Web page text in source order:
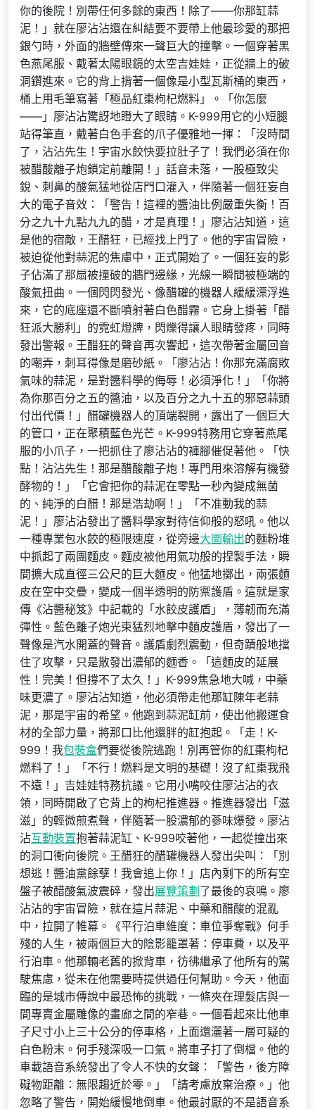
你的後院！別帶任何多餘的東西！除了——你那缸蒜
泥！」就在廖沾沾還在糾結要不要帶上他最珍愛的那把
銀勺時，外面的牆壁傳來一聲巨大的撞擊。一個穿著黑
色燕尾服、戴著太陽眼鏡的太空吉娃娃，正從牆上的破
洞鑽進來。它的背上揹著一個像是小型瓦斯桶的東西，
桶上用毛筆寫著「極品紅棗枸杞燃料」。「你怎麼
——」廖沾沾驚訝地瞪大了眼睛。K-999用它的小短腿
站得筆直，戴著白色手套的爪子優雅地一揮：「沒時間
了，沾沾先生！宇宙水餃快要拉肚子了！我們必須在你
被醋酸離子炮鎖定前離開！」話音未落，一股極致尖
銳、刺鼻的酸氣猛地從店門口灌入，伴隨著一個狂妄自
大的電子音效：「警告！這裡的醬油比例嚴重失衡！百
分之九十九點九九的醋，才是真理！」廖沾沾知道，這
是他的宿敵，王醋狂，已經找上門了。他的宇宙冒險，
被迫從他對蒜泥的焦慮中，正式開始了。一個狂妄的影
子佔滿了那扇被撞破的牆門邊緣，光線一瞬間被極端的
酸氣扭曲。一個閃閃發光、像醋罐的機器人緩緩漂浮進
來，它的底座還不斷噴射著白色醋霧。它身上掛著「醋
狂派大勝利」的霓虹燈牌，閃爍得讓人眼睛發疼，同時
發出警報。王醋狂的聲音再次響起，這次帶著金屬回音
的嘲弄，刺耳得像是磨砂紙。「廖沾沾！你那充滿腐敗
氣味的蒜泥，是對醬料學的侮辱！必須淨化！」「你將
為你那百分之五的醬油，以及百分之九十五的邪惡蒜頭
付出代價！」醋罐機器人的頂端裂開，露出了一個巨大
的管口，正在聚積藍色光芒。K-999特務用它穿著燕尾
服的小爪子，一把抓住了廖沾沾的褲腳催促著他。「快
點！沾沾先生！那是醋酸離子炮！專門用來溶解有機發
酵物的！」「它會把你的蒜泥在零點一秒內變成無菌
的、純淨的白醋！那是浩劫啊！」「不准動我的蒜
泥！」廖沾沾發出了醬料學家對待信仰般的怒吼。他以
一種專業包水餃的極限速度，從旁邊大圖輸出的麵粉堆
中抓起了兩團麵皮。麵皮被他用氣功般的捏製手法，瞬
間擴大成直徑三公尺的巨大麵皮。他猛地擲出，兩張麵
皮在空中交疊，變成一個半透明的防禦護盾。這就是家
傳《沾醬秘笈》中記載的「水餃皮護盾」，薄韌而充滿
彈性。藍色離子炮光束猛烈地擊中麵皮護盾，發出了一
聲像是汽水開蓋的聲音。護盾劇烈震動，但奇蹟般地擋
住了攻擊，只是散發出濃郁的麵香。「這麵皮的延展
性！完美！但撐不了太久！」K-999焦急地大喊，中藥
味更濃了。廖沾沾知道，他必須帶走他那缸陳年老蒜
泥，那是宇宙的希望。他跑到蒜泥缸前，使出他搬運食
材的全部力量，將那口比他還胖的缸抱起。「走！K-
999！我包裝盒們要從後院逃跑！別再管你的紅棗枸杞
燃料了！」「不行！燃料是文明的基礎！沒了紅棗我飛
不遠！」吉娃娃特務抗議。它用小嘴咬住廖沾沾的衣
領，同時開啟了它背上的枸杞推進器。推進器發出「滋
滋」的輕微煎煮聲，伴隨著一股濃郁的蔘味爆發。廖沾
沾互動裝置抱著蒜泥缸、K-999咬著他，一起從撞出來
的洞口衝向後院。王醋狂的醋罐機器人發出尖叫：「別
想逃！醬油黨餘孽！我會追上你！」店內剩下的所有空
盤子被醋酸氣波震碎，發出展覽策劃 了最後的哀鳴。廖
沾沾的宇宙冒險，就在這片蒜泥、中藥和醋酸的混亂
中，拉開了帷幕。《平行泊車維度：車位爭奪戰》何手
殘的人生，被兩個巨大的陰影籠罩著：停車費，以及平
行泊車。他那輛老舊的掀背車，彷彿繼承了他所有的駕
駛焦慮，從未在他需要時提供過任何幫助。今天，他面
臨的是城市傳說中最恐怖的挑戰，一條夾在理髮店與一
間專賣金屬雕像的畫廊之間的窄巷。一個看起來比他車
子尺寸小上三十公分的停車格，上面還灑著一層可疑的
白色粉末。何手殘深吸一口氣。將車子打了倒檔。他的
車載語音系統發出了令人不快的女聲：「警告，後方障
礙物距離：無限趨近於零。」「請考慮放棄治療。」他
忽略了警告，開始緩慢地倒車。他最討厭的不是語音系